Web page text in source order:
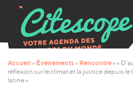
Accueil » Événements » Rencontre » «
réflexion sur le climat et la justice depuis
latine »